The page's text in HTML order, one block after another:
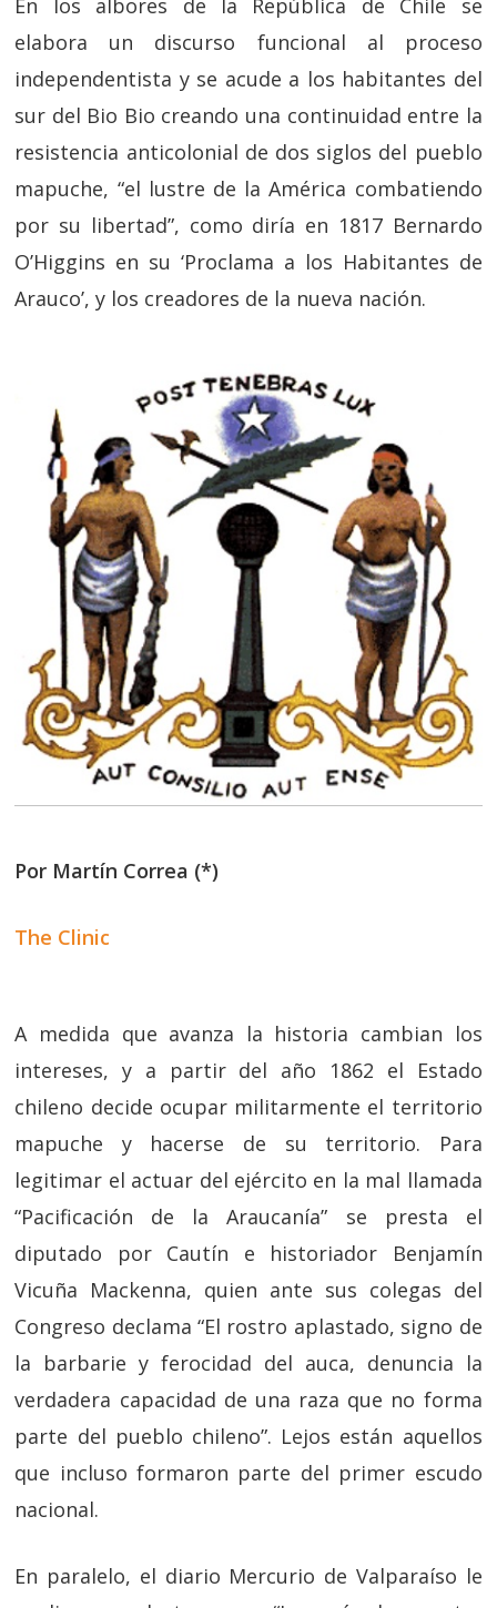
En los albores de la República de Chile se
elabora un discurso funcional al proceso
independentista y se acude a los habitantes del
sur del Bio Bio creando una continuidad entre la
resistencia anticolonial de dos siglos del pueblo
mapuche, “el lustre de la América combatiendo
por su libertad”, como diría en 1817 Bernardo
O’Higgins en su ‘Proclama a los Habitantes de
Arauco’, y los creadores de la nueva nación.
Por Martín Correa (*)
The Clinic
A medida que avanza la historia cambian los
intereses, y a partir del año 1862 el Estado
chileno decide ocupar militarmente el territorio
mapuche y hacerse de su territorio. Para
legitimar el actuar del ejército en la mal llamada
“Pacificación de la Araucanía” se presta el
diputado por Cautín e historiador Benjamín
Vicuña Mackenna, quien ante sus colegas del
Congreso declama “El rostro aplastado, signo de
la barbarie y ferocidad del auca, denuncia la
verdadera capacidad de una raza que no forma
parte del pueblo chileno”. Lejos están aquellos
que incluso formaron parte del primer escudo
nacional.
En paralelo, el diario Mercurio de Valparaíso le